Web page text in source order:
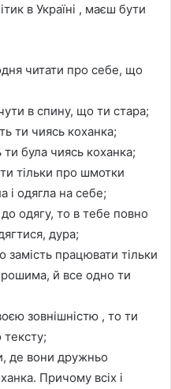
в Україні , маєш бути
читати про себе, що
в спину, що ти стара;
ти чиясь коханка;
була чиясь коханка;
тільки про шмотки
і одягла на себе;
одягу, то в тебе повно
дура;
працювати тільки
й все одно ти
зовнішністю , то ти
тексту;
де вони дружньо
Причому всіх і